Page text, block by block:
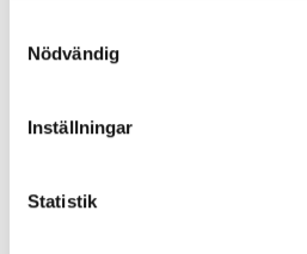
Nödvändig
Inställningar
Statistik
Rapportera mätarställning